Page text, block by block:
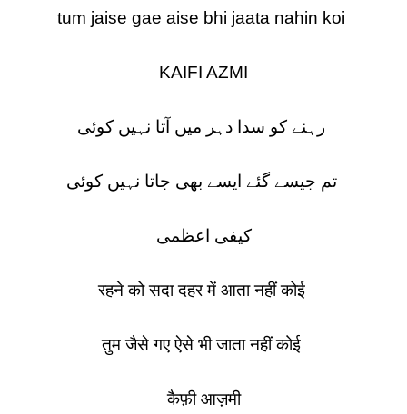
tum jaise gae aise bhi jaata nahin koi
KAIFI AZMI
تم جیسے گئے ایسے بھی جاتا نہیں کوئی
کیفی اعظمی
रहने को सदा दहर में आता नहीं कोई
तुम जैसे गए ऐसे भी जाता नहीं कोई
कैफ़ी आज़मी